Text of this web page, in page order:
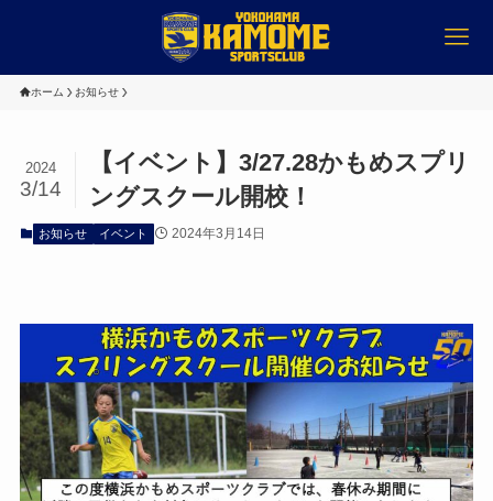
ホーム お知らせ
【イベント】3/27.28かもめスプリ
ングスクール開校！
2024
3/14
お知らせ イベント 2024年3月14日